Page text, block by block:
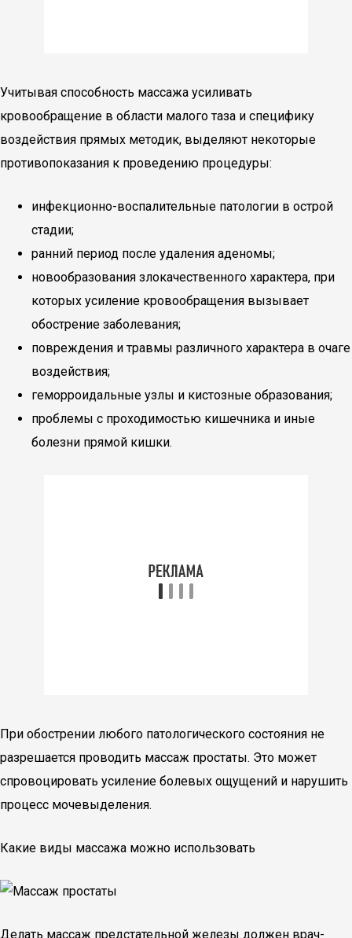
Учитывая способность массажа усиливать
кровообращение в области малого таза и специфику
воздействия прямых методик, выделяют некоторые
противопоказания к проведению процедуры:
инфекционно-воспалительные патологии в острой
стадии;
ранний период после удаления аденомы;
новообразования злокачественного характера, при
которых усиление кровообращения вызывает
обострение заболевания;
повреждения и травмы различного характера в очаге
воздействия;
геморроидальные узлы и кистозные образования;
проблемы с проходимостью кишечника и иные
болезни прямой кишки.
При обострении любого патологического состояния не
разрешается проводить массаж простаты. Это может
спровоцировать усиление болевых ощущений и нарушить
процесс мочевыделения.
Какие виды массажа можно использовать
Делать массаж предстательной железы должен врач-